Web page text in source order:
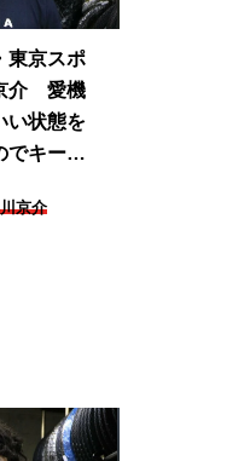
東京スポ
介 愛機
い状態を
でキープ
京介